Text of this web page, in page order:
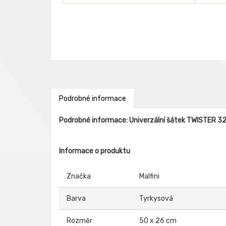
Podrobné informace
Podrobné informace: Univerzální šátek TWISTER
Informace o produktu
Značka Malfini
Barva Tyrkysová
Rozměr 50 x 26 cm